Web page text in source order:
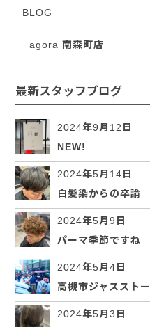
BLOG
agora 南森町店
最新スタッフブログ
2024年9月12日
NEW!
2024年5月14日
白髪染からの卒論
2024年5月9日
パーマ季節ですね
2024年5月4日
高槻市ジャススト
2024年5月3日